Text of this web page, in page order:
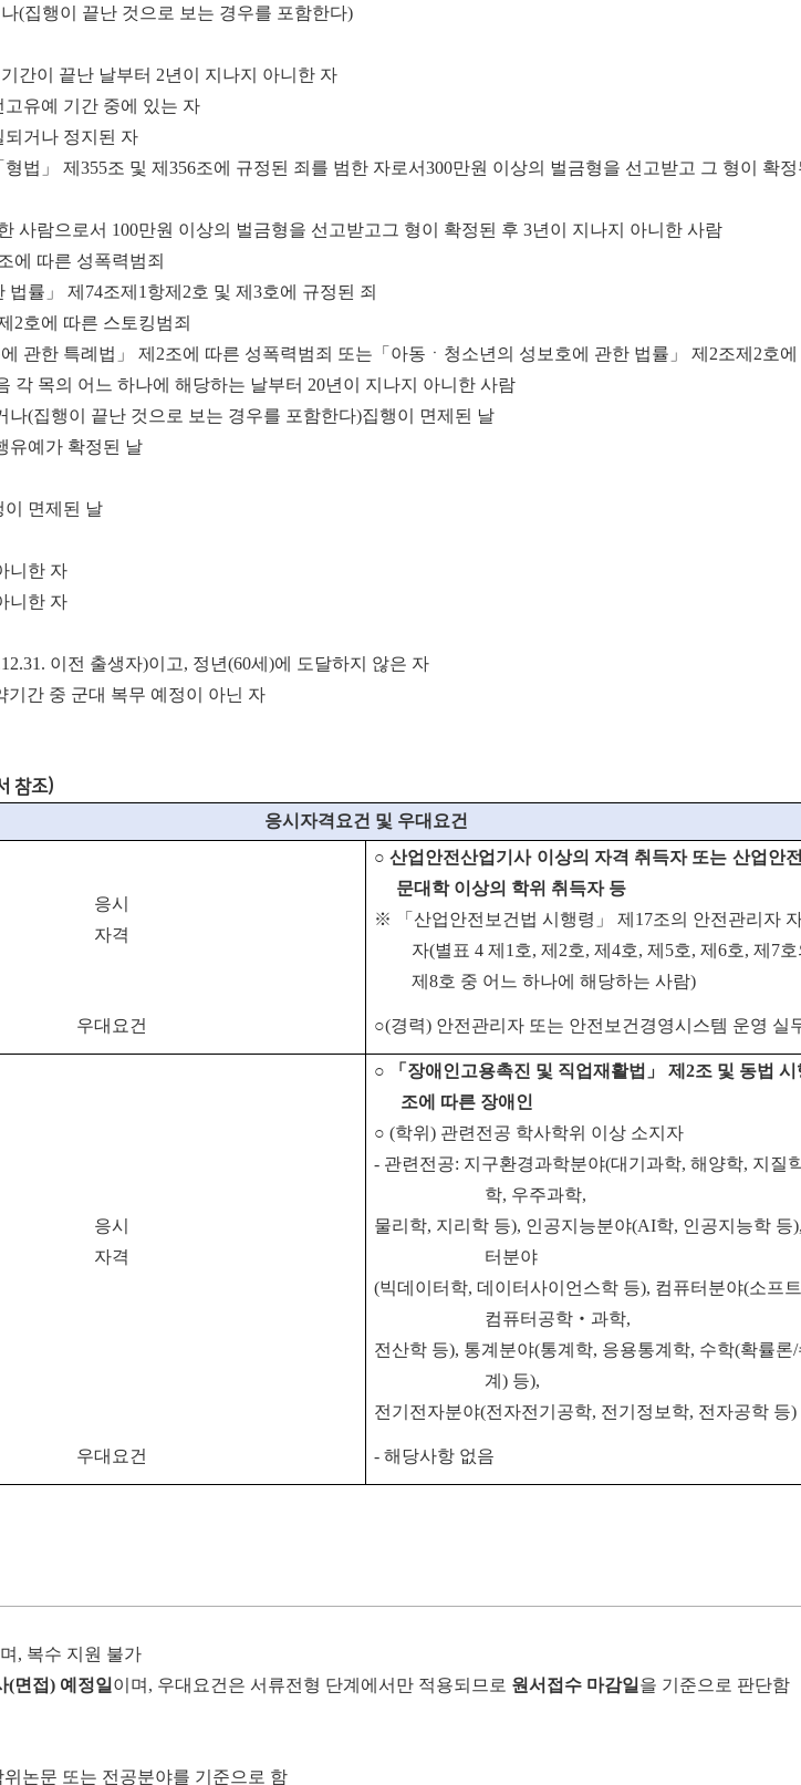
(집행이 끝난 것으로 보는 경우를 포함한다)
간이 끝난 날부터 2년이 지나지 아니한 자
유예 기간 중에 있는 자
되거나 정지된 자
법」 제355조 및 제356조에 규정된 죄를 범한 자로서300만원 이상의 벌금형을 선고받고 그 형이 확정
사람으로서 100만원 이상의 벌금형을 선고받고그 형이 확정된 후 3년이 지나지 아니한 사람
에 따른 성폭력범죄
률」 제74조제1항제2호 및 제3호에 규정된 죄
2호에 따른 스토킹범죄
관한 특례법」 제2조에 따른 성폭력범죄 또는「아동ㆍ청소년의 성보호에 관한 법률」 제2조제2호
각 목의 어느 하나에 해당하는 날부터 20년이 지나지 아니한 사람
(집행이 끝난 것으로 보는 경우를 포함한다)집행이 면제된 날
유예가 확정된 날
이 면제된 날
니한 자
니한 자
이전 출생자)이고, 정년(60세)에 도달하지 않은 자
간 중 군대 복무 예정이 아닌 자
참조)
응시자격요건 및 우대요건
응시
자격
○산업안전산업기사 이상의 자격 취득자 또는 산업안
문대학 이상의 학위 취득자 등
※ 「산업안전보건법 시행령」 제17조의 안전관리자
자(별표 4 제1호, 제2호, 제4호, 제5호, 제6호, 제7
제8호 중 어느 하나에 해당하는 사람)
우대요건 ○(경력) 안전관리자 또는 안전보건경영시스템 운영 실
응시
자격
○ 「 장애인고용촉진 및 직업재활법 」 제 2조 및 동법 시
조에 따른 장애인
○ (학위) 관련전공 학사학위 이상 소지자
- 관련전공: 지구환경과학분야(대기과학, 해양학, 지질
학, 우주과학,
물리학, 지리학 등), 인공지능분야(AI학, 인공지능학 등
터분야
(빅데이터학, 데이터사이언스학 등), 컴퓨터분야(소프
컴퓨터공학‧과학,
전산학 등), 통계분야(통계학, 응용통계학, 수학(확률론
계) 등),
전기전자분야(전자전기공학, 전기정보학, 전자공학 등)
우대요건 - 해당사항 없음
, 복수 지원 불가
(면접) 예정일 이며 , 우대요건은 서류전형 단계에서만 적용되므로 원서접수 마감일 을 기준으로 판단함
논문 또는 전공분야를 기준으로 함